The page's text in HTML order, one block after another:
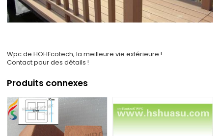
Wpc de HOHEcotech, la meilleure vie extérieure !
Contact pour des détails !
Produits connexes